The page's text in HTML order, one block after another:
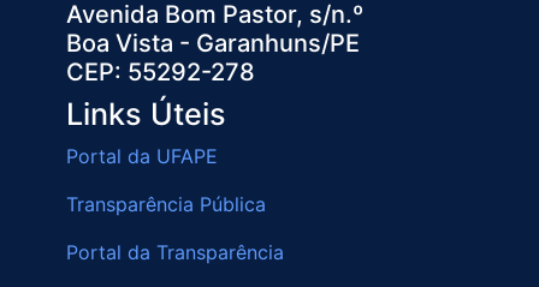
Avenida Bom Pastor, s/n.º
Boa Vista - Garanhuns/PE
CEP: 55292-278
Links Úteis
Portal da UFAPE
Transparência Pública
Portal da Transparência